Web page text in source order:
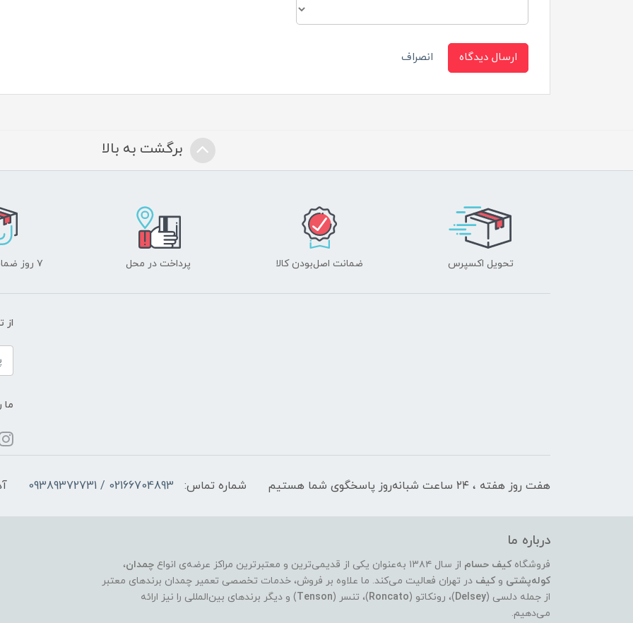
ارسال دیدگاه انصراف
برگشت به بالا
تحویل اکسپرس ضمانت اصل‌بودن کالا پرداخت در محل ۷ روز ضمانت بازگشت
از
ما
هفت روز هفته ، ۲۴ ساعت شبانه‌روز پاسخگوی شما هستیم شماره تماس: 02166704893 / 09389372731
درباره ما
فروشگاه کیف حسام از سال ۱۳۸۴ به‌عنوان یکی از قدیمی‌ترین و معتبرترین مراکز عرضه‌ی انواع چمدان،
کوله‌پشتی و کیف در تهران فعالیت می‌کند. ما علاوه بر فروش، خدمات تخصصی تعمیر چمدان برندهای معتبر
از جمله دلسی (Delsey)، رونکاتو (Roncato)، تنسر (Tenson) و دیگر برندهای بین‌المللی را نیز ارائه
می‌دهیم.